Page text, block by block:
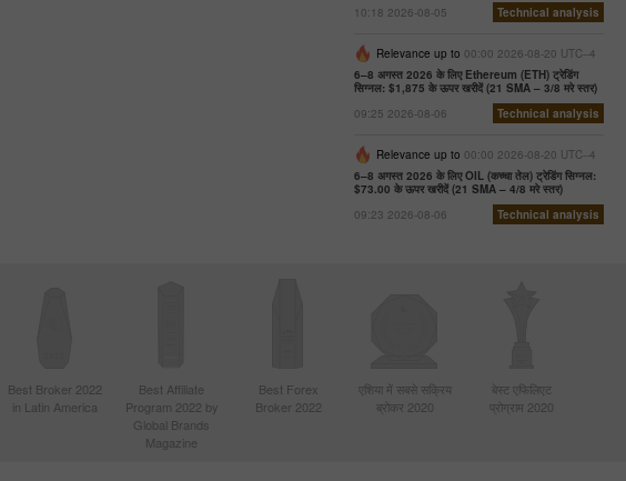
10:18 2026-08-05
Technical analysis
Relevance up to 00:00 2026-08-20 UTC--4
6–8 अगस्त 2026 के लिए Ethereum (ETH) ट्रेडिंग
सिग्नल: $1,875 के ऊपर खरीदें (21 SMA – 3/8 मरे स्तर)
09:25 2026-08-06
Technical analysis
Relevance up to 00:00 2026-08-20 UTC--4
6–8 अगस्त 2026 के लिए OIL (कच्चा तेल) ट्रेडिंग सिग्नल:
$73.00 के ऊपर खरीदें (21 SMA – 4/8 मरे स्तर)
09:23 2026-08-06
Technical analysis
Best Broker 2022
in Latin America
Best Affiliate
Program 2022 by
Global Brands
Magazine
Best Forex
Broker 2022
एशिया में सबसे सक्रिय
ब्रोकर 2020
बेस्ट एफिलिएट
प्रोग्राम 2020